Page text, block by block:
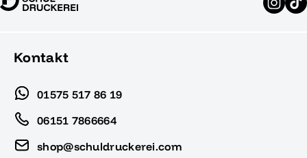
Kontakt
01575 517 86 19
06151 7866664
shop@schuldruckerei.com